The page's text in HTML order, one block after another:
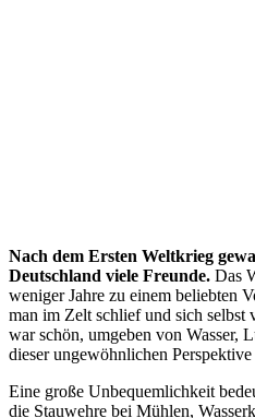
Nach dem Ersten Weltkrieg
Deutschland viele Freunde. Das
weniger Jahre zu einem beliebten
man im Zelt schlief und sich selbst
war schön, umgeben von Wasser,
dieser ungewöhnlichen
Eine große Unbequemlichkeit
die Stauwehre bei Mühlen,